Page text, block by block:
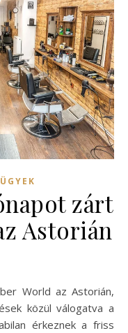
zárt
Astorián
közül válogatva a
érkeznek a friss